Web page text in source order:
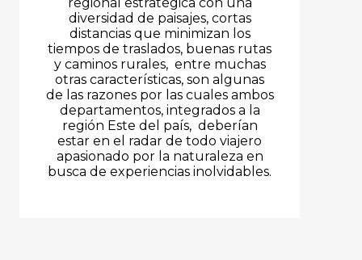
diversidad de paisajes, cortas
distancias que minimizan los
tiempos de traslados, buenas rutas
y caminos rurales, entre muchas
otras características, son algunas
de las razones por las cuales ambos
departamentos, integrados a la
región Este del país, deberían
estar en el radar de todo viajero
apasionado por la naturaleza en
busca de experiencias inolvidables.